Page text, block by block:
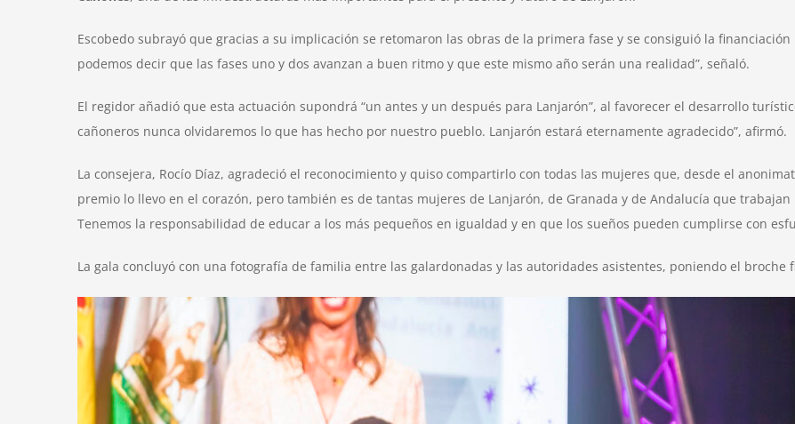
Escobedo subrayó que gracias a su implicación se retomaron las obras de la primera fase y se consiguió la
podemos decir que las fases uno y dos avanzan a buen ritmo y que este mismo año serán una realidad”, señaló.
El regidor añadió que esta actuación supondrá “un antes y un después para Lanjarón”, al favorecer el desarrollo
cañoneros nunca olvidaremos lo que has hecho por nuestro pueblo. Lanjarón estará eternamente agradecido”, afirmó.
La consejera, Rocío Díaz, agradeció el reconocimiento y quiso compartirlo con todas las mujeres que, desde el
premio lo llevo en el corazón, pero también es de tantas mujeres de Lanjarón, de Granada y de Andalucía que
Tenemos la responsabilidad de educar a los más pequeños en igualdad y en que los sueños pueden cumplirse con
La gala concluyó con una fotografía de familia entre las galardonadas y las autoridades asistentes, poniendo el broche